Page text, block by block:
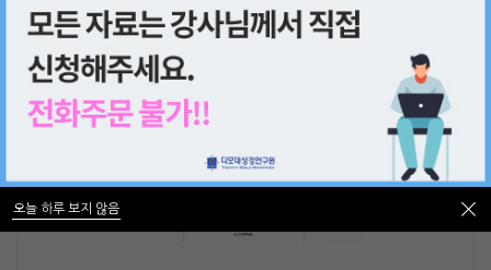
오늘 하루 보지 않음
오늘 하루 보지 않음